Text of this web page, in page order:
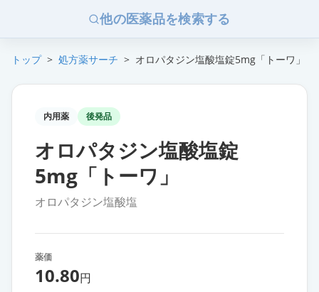
他の医薬品を検索する
トップ > 処方薬サーチ > オロパタジン塩酸塩錠5mg「トーワ」
内用薬 後発品
オロパタジン塩酸塩錠
5mg「トーワ」
オロパタジン塩酸塩
薬価
10.80円